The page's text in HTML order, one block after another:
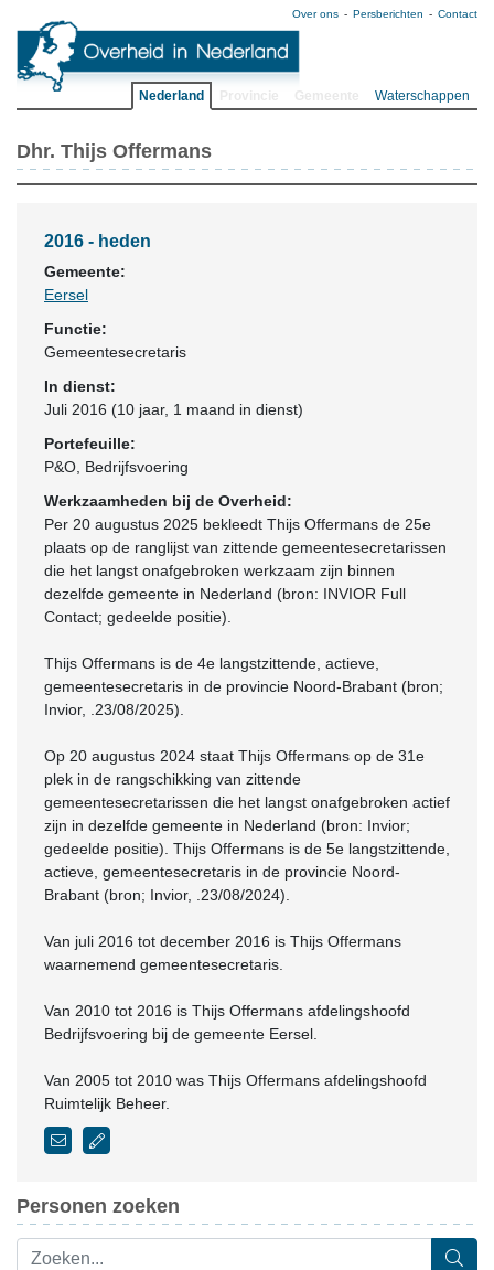
Over ons Persberichten Contact
Nederland Waterschappen
Dhr. Thijs Offermans
2016 - heden
Gemeente:
Eersel
Functie:
Gemeentesecretaris
In dienst:
Juli 2016 (10 jaar, 1 maand in dienst)
Portefeuille:
P&O, Bedrijfsvoering
Werkzaamheden bij de Overheid:
Per 20 augustus 2025 bekleedt Thijs Offermans de 25e
plaats op de ranglijst van zittende gemeentesecretarissen
die het langst onafgebroken werkzaam zijn binnen
dezelfde gemeente in Nederland (bron: INVIOR Full
Contact; gedeelde positie).
Thijs Offermans is de 4e langstzittende, actieve,
gemeentesecretaris in de provincie Noord-Brabant (bron;
Invior, .23/08/2025).
Op 20 augustus 2024 staat Thijs Offermans op de 31e
plek in de rangschikking van zittende
gemeentesecretarissen die het langst onafgebroken actief
zijn in dezelfde gemeente in Nederland (bron: Invior;
gedeelde positie). Thijs Offermans is de 5e langstzittende,
actieve, gemeentesecretaris in de provincie Noord-
Brabant (bron; Invior, .23/08/2024).
Van juli 2016 tot december 2016 is Thijs Offermans
waarnemend gemeentesecretaris.
Van 2010 tot 2016 is Thijs Offermans afdelingshoofd
Bedrijfsvoering bij de gemeente Eersel.
Van 2005 tot 2010 was Thijs Offermans afdelingshoofd
Ruimtelijk Beheer.
Personen zoeken